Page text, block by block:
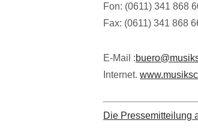
Fon: (0611) 341 868
Fax: (0611) 341 868
E-Mail :
Internet.
Die Pressemitteilung